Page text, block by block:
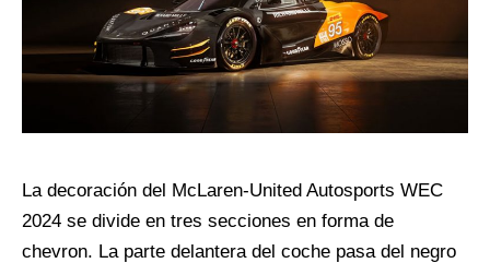
La decoración del McLaren-United Autosports WEC
2024 se divide en tres secciones en forma de
chevron. La parte delantera del coche pasa del negro